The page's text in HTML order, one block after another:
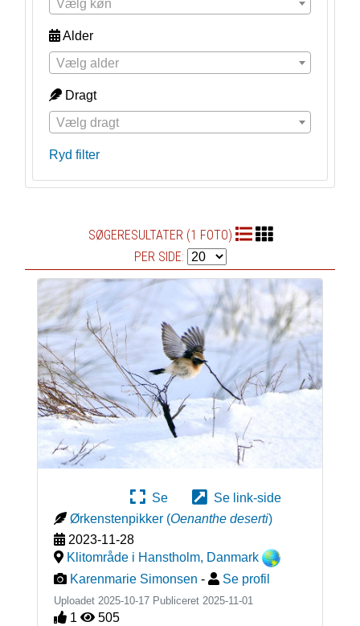
Vælg køn
Alder
Vælg alder
Dragt
Vælg dragt
Ryd filter
SØGERESULTATER (1 FOTO)
PER SIDE:
Se
Se link-side
Ørkenstenpikker (Oenanthe deserti)
2023-11-28
Klitområde i Hanstholm, Danmark
Karenmarie Simonsen - Se profil
Uploadet 2025-10-17 Publiceret 2025-11-01
1 505